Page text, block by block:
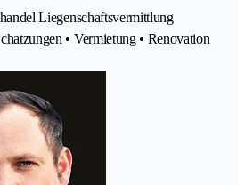
Liegenschaftsvermittlung
• Vermietung • Renovation